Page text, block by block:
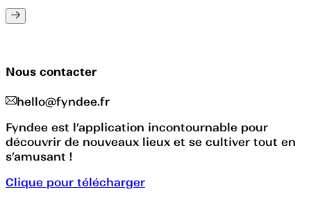
Nous contacter
hello@fyndee.fr
Fyndee est l’application incontournable pour
découvrir de nouveaux lieux et se cultiver tout en
s’amusant !
Clique pour télécharger